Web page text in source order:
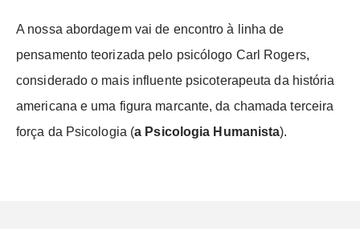
A nossa abordagem vai de encontro à linha de
pensamento teorizada pelo psicólogo Carl Rogers,
considerado o mais influente psicoterapeuta da história
americana e uma figura marcante, da chamada terceira
força da Psicologia (a Psicologia Humanista).